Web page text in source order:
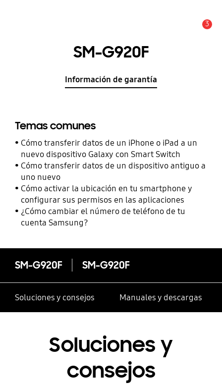
3
SM-G920F
Información de garantía
Temas comunes
Cómo transferir datos de un iPhone o iPad a un
nuevo dispositivo Galaxy con Smart Switch
Cómo transferir datos de un dispositivo antiguo a
uno nuevo
Cómo activar la ubicación en tu smartphone y
configurar sus permisos en las aplicaciones
¿Cómo cambiar el número de teléfono de tu
cuenta Samsung?
SM-G920F SM-G920F
Soluciones y consejos Manuales y descargas
Soluciones y
consejos